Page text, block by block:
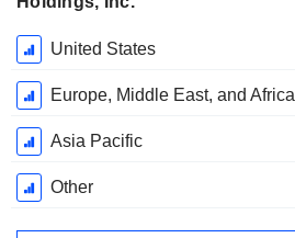
Ende d.
Geschäftsjahres:
Januar
United States
Europe, Middle East, and Africa
Asia Pacific
Other